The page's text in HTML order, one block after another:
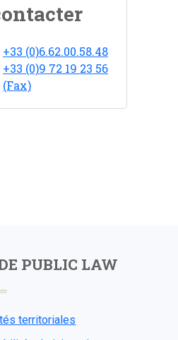
+33 (0)6.62.00.58.48
+33 (0)9 72 19 23 56
(Fax)
PUBLIC LAW
territoriales